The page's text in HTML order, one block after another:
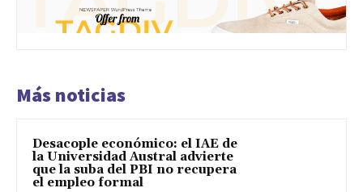
Más noticias
Desacople económico: el IAE de
la Universidad Austral advierte
que la suba del PBI no recupera
el empleo formal